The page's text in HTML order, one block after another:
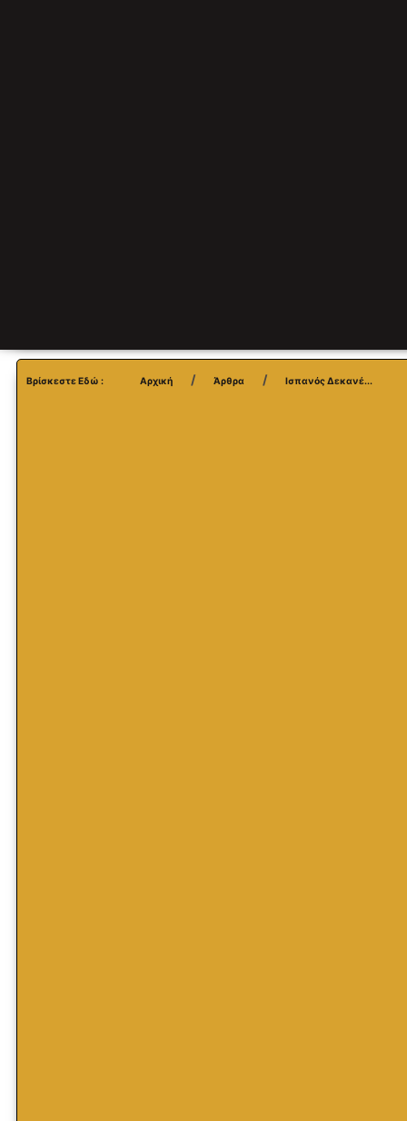
Βρίσκεστε Εδώ : Αρχική Άρθρα Ισπανός Δεκανέ...